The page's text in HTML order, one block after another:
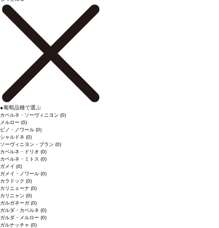
●葡萄品種で選ぶ
カベルネ・ソーヴィニヨン (0)
メルロー (0)
ピノ・ノワール (0)
シャルドネ (0)
ソーヴィニヨン・ブラン (0)
カベルネ・ドリオ (0)
カベルネ・ミトス (0)
ガメイ (0)
ガメイ・ノワール (0)
カラドック (0)
カリニェーナ (0)
カリニャン (0)
ガルガネーガ (0)
ガルダ・カベルネ (0)
ガルダ・メルロー (0)
ガルナッチャ (0)